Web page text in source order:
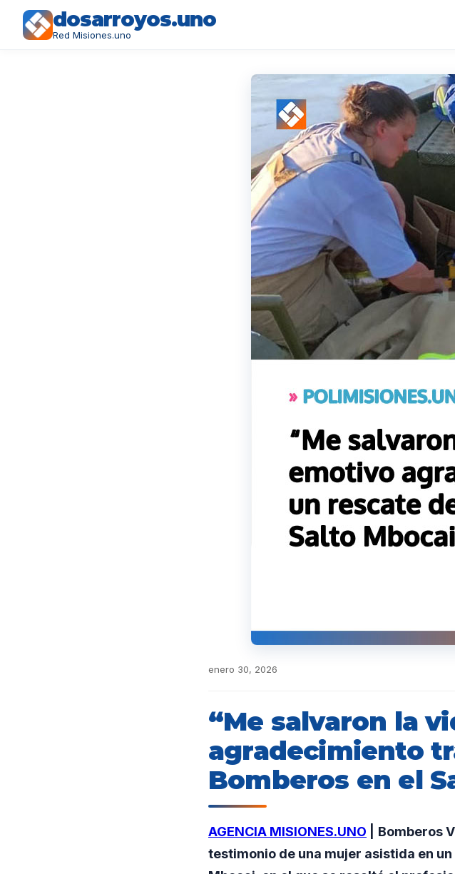
dosarroyos.uno
Red Misiones.uno
enero 30, 2026
“Me salvaron la
agradecimiento
Bomberos en el
AGENCIA MISIONES.UNO
Bomberos
testimonio de una mujer asistida en